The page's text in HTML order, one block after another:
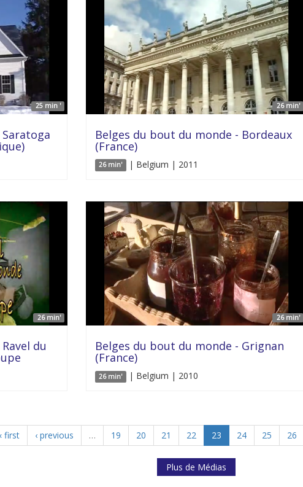
25 min ' 26 min'
Belges du bout du monde - Bordeaux
(France)
26 min' | Belgium | 2011
26 min'
du
26 min'
Belges du bout du monde - Grignan
(France)
26 min' | Belgium | 2010
first ‹ previous … 19 20 21 22 23 24 25 26
Plus de Médias